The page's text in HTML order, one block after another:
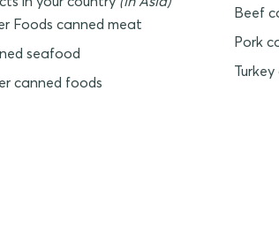
Foods canned meat
seafood
canned foods
Beef
Pork